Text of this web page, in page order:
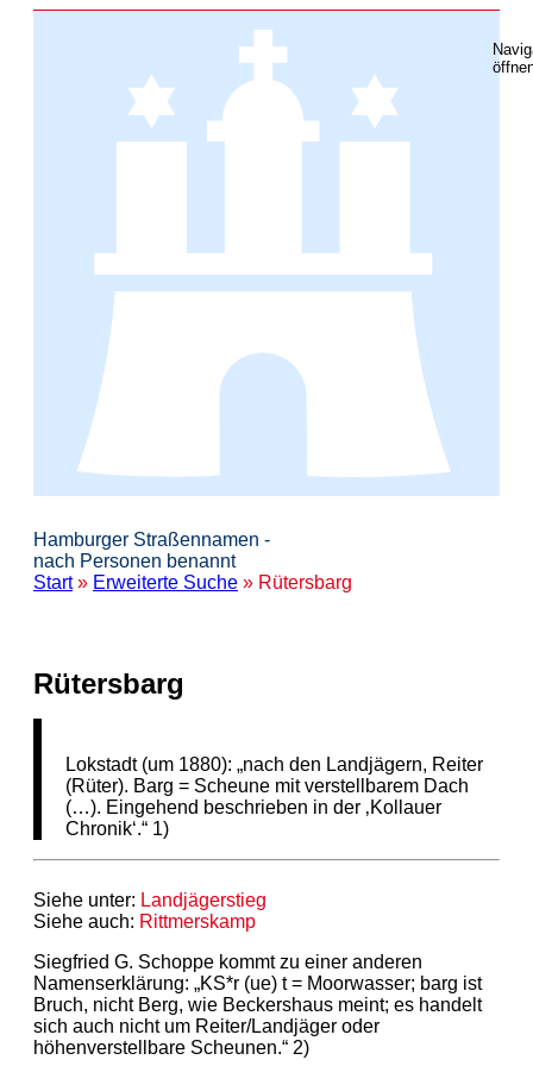
Hamburger Straßennamen -
nach Personen benannt
Start» Erweiterte Suche » Rütersbarg
Rütersbarg
Lokstadt (um 1880): „nach den Landjägern, Reiter
(Rüter). Barg = Scheune mit verstellbarem Dach
(…). Eingehend beschrieben in der ‚Kollauer
Chronik‘.“ 1)
Siehe unter: Landjägerstieg
Siehe auch: Rittmerskamp
Siegfried G. Schoppe kommt zu einer anderen
Namenserklärung: „KS*r (ue) t = Moorwasser; barg ist
Bruch, nicht Berg, wie Beckershaus meint; es handelt
sich auch nicht um Reiter/Landjäger oder
höhenverstellbare Scheunen.“ 2)